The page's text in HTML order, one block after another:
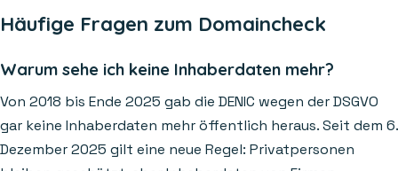
Häufige Fragen zum Domaincheck
Warum sehe ich keine Inhaberdaten mehr?
Von 2018 bis Ende 2025 gab die DENIC wegen der DSGVO
gar keine Inhaberdaten mehr öffentlich heraus. Seit dem 6.
Dezember 2025 gilt eine neue Regel: Privatpersonen